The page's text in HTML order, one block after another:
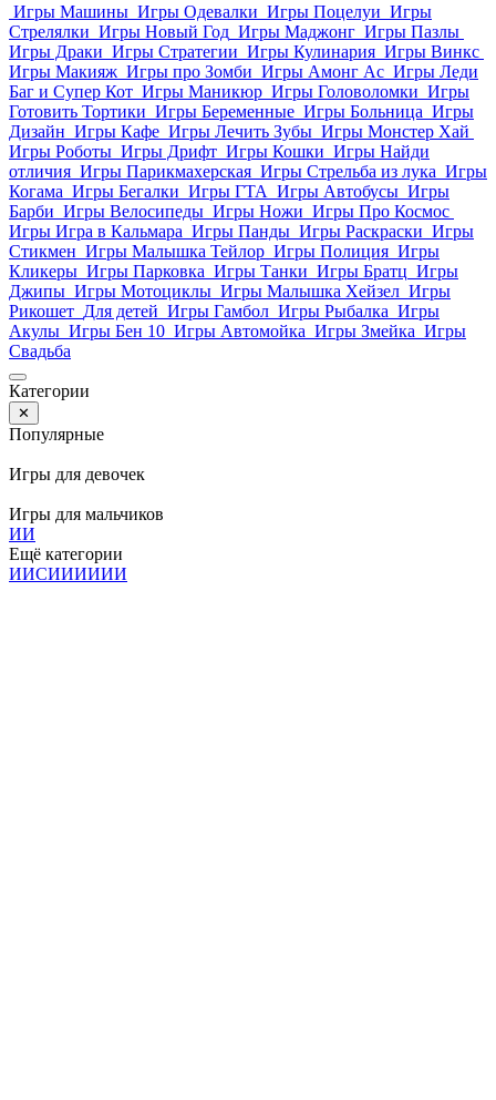
Игры Машины Игры Одевалки Игры Поцелуи Игры
Стрелялки Игры Новый Год Игры Маджонг Игры Пазлы
Игры Драки Игры Стратегии Игры Кулинария Игры Винкс
Игры Макияж Игры про Зомби Игры Амонг Ас Игры Леди
Баг и Супер Кот Игры Маникюр Игры Головоломки Игры
Готовить Тортики Игры Беременные Игры Больница Игры
Дизайн Игры Кафе Игры Лечить Зубы Игры Монстер Хай
Игры Роботы Игры Дрифт Игры Кошки Игры Найди
отличия Игры Парикмахерская Игры Стрельба из лука Игры
Когама Игры Бегалки Игры ГТА Игры Автобусы Игры
Барби Игры Велосипеды Игры Ножи Игры Про Космос
Игры Игра в Кальмара Игры Панды Игры Раскраски Игры
Стикмен Игры Малышка Тейлор Игры Полиция Игры
Кликеры Игры Парковка Игры Танки Игры Братц Игры
Джипы Игры Мотоциклы Игры Малышка Хейзел Игры
Рикошет Для детей Игры Гамбол Игры Рыбалка Игры
Акулы Игры Бен 10 Игры Автомойка Игры Змейка Игры
Свадьба
Категории
✕
Популярные
Игры для девочек
Игры для мальчиков
ИИ
Ещё категории
ИИСИИИИИИ